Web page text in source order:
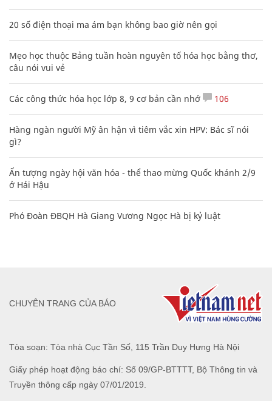
20 số điện thoại ma ám bạn không bao giờ nên gọi
Mẹo học thuộc Bảng tuần hoàn nguyên tố hóa học bằng thơ,
câu nói vui vẻ
Các công thức hóa học lớp 8, 9 cơ bản cần nhớ 106
Hàng ngàn người Mỹ ân hận vì tiêm vắc xin HPV: Bác sĩ nói
gì?
Ấn tượng ngày hội văn hóa - thể thao mừng Quốc khánh 2/9
ở Hải Hậu
Phó Đoàn ĐBQH Hà Giang Vương Ngọc Hà bị kỷ luật
Tòa soạn: Tòa nhà Cục Tần Số, 115 Trần Duy Hưng Hà Nội
Giấy phép hoạt động báo chí: Số 09/GP-BTTTT, Bộ Thông tin và
Truyền thông cấp ngày 07/01/2019.
CHUYÊN TRANG CỦA BÁO